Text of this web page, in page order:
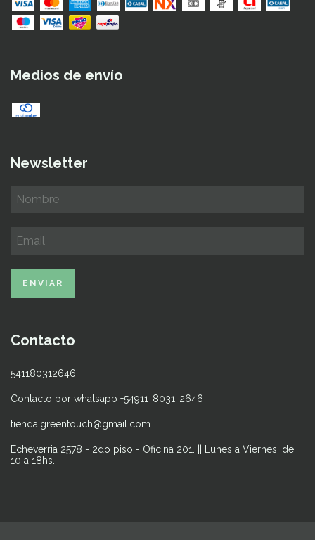
Medios de envío
Newsletter
Contacto
541180312646
Contacto por whatsapp +54911-8031-2646
tienda.greentouch@gmail.com
Echeverria 2578 - 2do piso - Oficina 201. || Lunes a Viernes, de
10 a 18hs.